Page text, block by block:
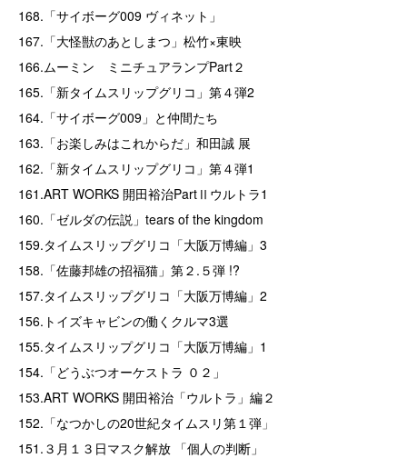
168.「サイボーグ009 ヴィネット」
167.「大怪獣のあとしまつ」松竹×東映
166.ムーミン ミニチュアランプPart２
165.「新タイムスリップグリコ」第４弾2
164.「サイボーグ009」と仲間たち
163.「お楽しみはこれからだ」和田誠 展
162.「新タイムスリップグリコ」第４弾1
161.ART WORKS 開田裕治PartⅡウルトラ1
160.「ゼルダの伝説」tears of the kingdom
159.タイムスリップグリコ「大阪万博編」3
158.「佐藤邦雄の招福猫」第２.５弾 !?
157.タイムスリップグリコ「大阪万博編」2
156.トイズキャビンの働くクルマ3選
155.タイムスリップグリコ「大阪万博編」1
154.「どうぶつオーケストラ ０２」
153.ART WORKS 開田裕治「ウルトラ」編２
152.「なつかしの20世紀タイムスリ第１弾 」
151.３月１３日マスク解放 「個人の判断」